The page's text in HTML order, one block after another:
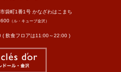
袋町1番1号 かなざわはこまち
（ル・キューブ金沢）
( 飲食フロアは11:00～22:00 )